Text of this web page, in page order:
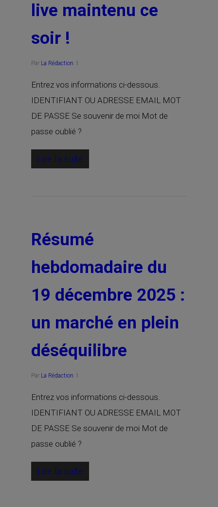
live maintenu ce
soir !
Par La Rédaction
Entrez vos informations ci-dessous.
IDENTIFIANT OU ADRESSE EMAIL MOT
DE PASSE Se souvenir de moi Mot de
passe oublié ?
Lire la suite
Résumé
hebdomadaire du
19 décembre 2025 :
un marché en plein
déséquilibre
Par La Rédaction
Entrez vos informations ci-dessous.
IDENTIFIANT OU ADRESSE EMAIL MOT
DE PASSE Se souvenir de moi Mot de
passe oublié ?
Lire la suite